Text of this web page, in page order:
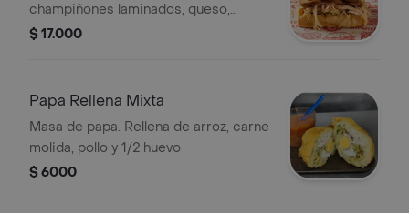
champiñones laminados, queso,
lechuga y salsa, en pan de ajonjolí.
$ 17.000
Papa Rellena Mixta
Masa de papa. Rellena de arroz, carne
molida, pollo y 1/2 huevo
$ 6000